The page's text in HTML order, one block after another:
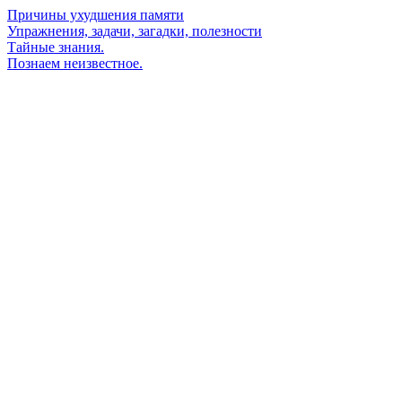
Причины ухудшения памяти
Упражнения, задачи, загадки, полезности
Тайные знания.
Познаем неизвестное.